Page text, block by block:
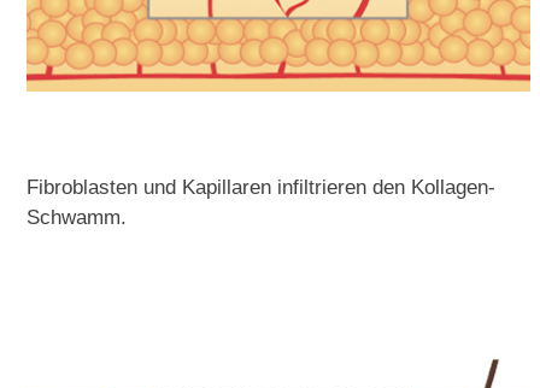
Fibroblasten und Kapillaren infiltrieren den Kollagen-
Schwamm.